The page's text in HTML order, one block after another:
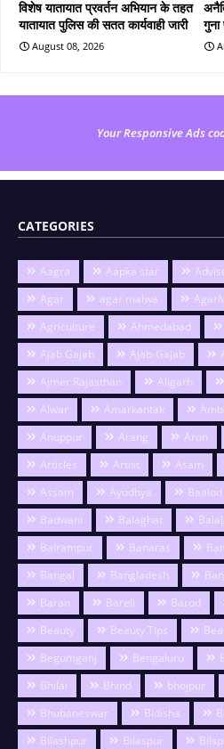
विशेष यातायात प्रवर्तन अभियान के तहत
यातायात पुलिस की सतत कार्यवाही जारी
August 08, 2026
Your Responsive Ads
CATEGORIES
Aagra Aapka star
Agar
agar malwa
Agriculture
Ahmedabad
Ajab Gajab
Ajab-Gajab
Ajmer Rajasthan
Aligarh
Alwar
Amarkantak
Anuppur
Arang Aron
Articles
Artist Asam
Assam
Ayodhya Baalod
Badwani
Balaghat
Balrampur
Banaras
Bangal
Bangladesh
Baran
Bareli Barod
Beauty
Beauty Tips
Begumganj
Bengaluru
Bhilai
Bhind bhojpur
Bhubaneswar
Bidisha
Bilashpur
Bilaspur